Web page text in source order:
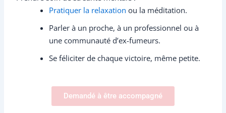
Pratiquer la relaxation ou la méditation.
Parler à un proche, à un professionnel ou à
une communauté d’ex-fumeurs.
Se féliciter de chaque victoire, même petite.
Demandé à être accompagné